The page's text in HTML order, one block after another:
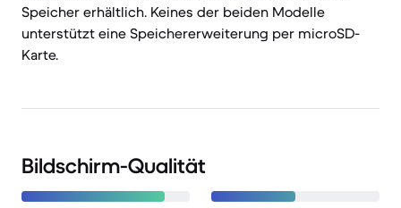
Speicher erhältlich. Keines der beiden Modelle
unterstützt eine Speichererweiterung per microSD-
Karte.
Bildschirm-Qualität